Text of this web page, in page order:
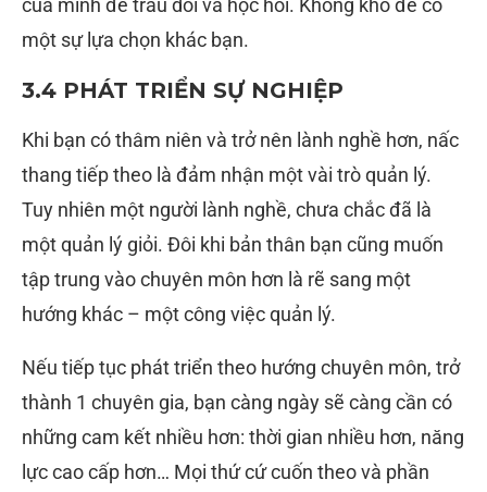
một sự lựa chọn khác bạn.
3.4 PHÁT TRIỂN SỰ NGHIỆP
Khi bạn có thâm niên và trở nên lành nghề hơn, nấc
thang tiếp theo là đảm nhận một vài trò quản lý.
Tuy nhiên một người lành nghề, chưa chắc đã là
một quản lý giỏi. Đôi khi bản thân bạn cũng muốn
tập trung vào chuyên môn hơn là rẽ sang một
hướng khác – một công việc quản lý.
Nếu tiếp tục phát triển theo hướng chuyên môn, trở
thành 1 chuyên gia, bạn càng ngày sẽ càng cần có
những cam kết nhiều hơn: thời gian nhiều hơn, năng
lực cao cấp hơn… Mọi thứ cứ cuốn theo và phần